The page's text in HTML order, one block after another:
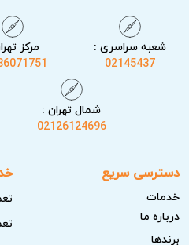
خدمات آریابهکار برای
کارشناسان آریابهکار با
جاروبرقی را به گونه‌ای انجام
شعبه سراسری :
02145437
مرکز
شمال تهران :
02126124696
دسترسی سریع
خدمات
درباره ما
برندها